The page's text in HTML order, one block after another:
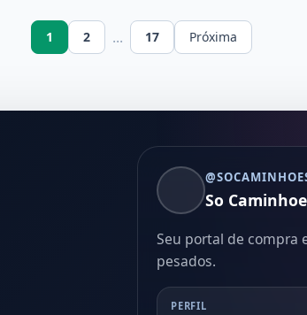
1 2 ... 17 Próxima
So
Seu portal de compra
pesados.
PERFIL